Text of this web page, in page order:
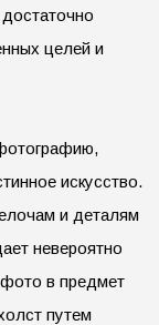
целей и
искусство.
и деталям
невероятно
в предмет
путем